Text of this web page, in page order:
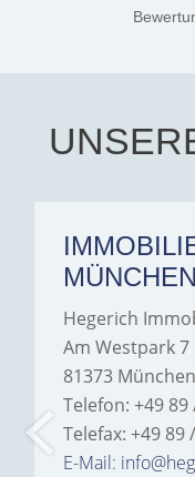
Hegerich
Am Westpark 7
81373 München
Telefon: +49 89
Telefax: +49 89
E-Mail: